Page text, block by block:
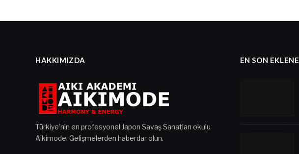
HAKKIMIZDA
Türkiye'nin en profesyonel Japon Savaş Sanatları okulu
Aikimode. Gelişmelerden haberdar olun.
EN SON